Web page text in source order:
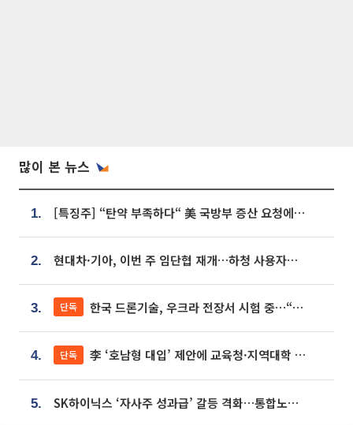
많이 본 뉴스
1. [특징주] “탄약 부족하다“ 美 국방부 증산 요청에⋯국내 방산주 급등세
2. 현대차·기아, 이번 주 임단협 재개…하청 사용자성 재심도 ‘변수’
3. 단독 한국 드론기술, 우크라 전장서 시험 중…“스타트업 여러 곳 참여”
4. 단독 李 ‘호남형 대입’ 제안에 교육청·지역대학 서·논술형 입시 연계 '착수'
5. SK하이닉스 ‘자사주 성과급’ 갈등 격화…통합노조 출범 움직임